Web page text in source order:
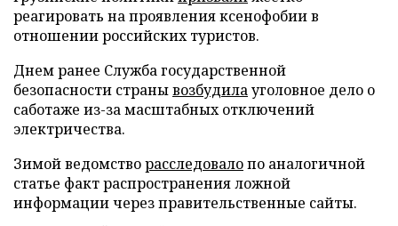
реагировать на проявления ксенофобии в
отношении российских туристов.
Днем ранее Служба государственной
безопасности странывозбудилауголовное дело о
саботаже из-за масштабных отключений
электричества.
Зимой ведомстворасследовалопо аналогичной
статье факт распространения ложной
информации через правительственные сайты.